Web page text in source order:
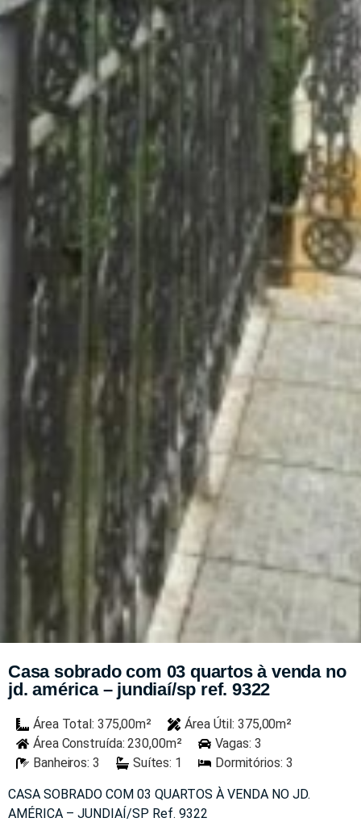
Casa sobrado com 03 quartos à venda no
jd. américa – jundiaí/sp ref. 9322
Área Total: 375,00m²
Área Útil: 375,00m²
Área Construída: 230,00m²
Vagas: 3
Banheiros: 3
Suítes: 1 Dormitórios: 3
CASA SOBRADO COM 03 QUARTOS À VENDA NO JD.
AMÉRICA – JUNDIAÍ/SP Ref. 9322